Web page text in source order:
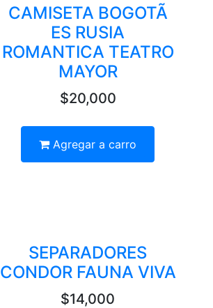
CAMISETA BOGOTÃ
ES RUSIA
ROMANTICA TEATRO
MAYOR
$20,000
Agregar a carro
SEPARADORES
CONDOR FAUNA VIVA
$14,000